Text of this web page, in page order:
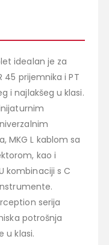
idealan je za
45 prijemnika i PT
i najlakšeg u klasi.
MKG L kablom sa
kao i
kombinaciji s C
serija
potrošnja
u klasi.